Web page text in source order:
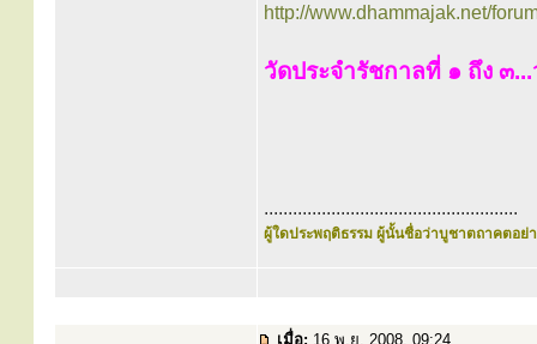
http://www.dhammajak.net/
วัดประจำรัชกาลที่ ๑ ถึง ๓
.....................................................
ผู้ใดประพฤติธรรม ผู้นั้นชื่อว่าบูชาตถาคตอย่า
เมื่อ: 16 พ.ย. 2008, 09:24